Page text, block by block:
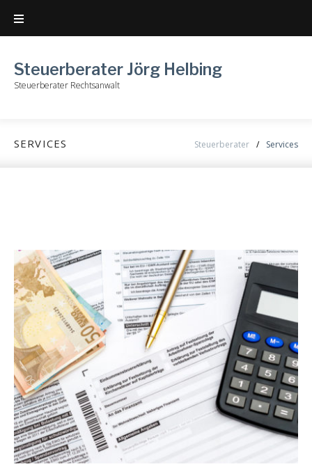
Steuerberater Jörg Helbing
Steuerberater Rechtsanwalt
SERVICES Steuerberater / Services